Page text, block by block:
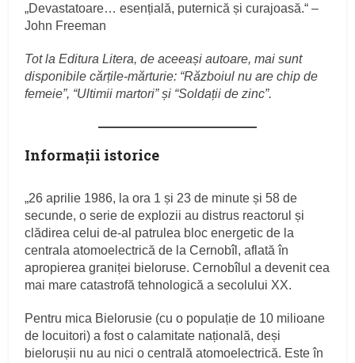
„Devastatoare… esențială, puternică și curajoasă.“ –
John Freeman
Tot la Editura Litera, de aceeași autoare, mai sunt
disponibile cărțile-mărturie: “Războiul nu are chip de
femeie”, “Ultimii martori” și “Soldații de zinc”.
Informaţii istorice
„26 aprilie 1986, la ora 1 și 23 de minute și 58 de
secunde, o serie de explozii au distrus reactorul și
clădirea celui de‑al patrulea bloc energetic de la
centrala atomoelectrică de la Cernobîl, aflată în
apropierea graniței bieloruse. Cernobîlul a devenit cea
mai mare catastrofă tehnologică a secolului XX.
Pentru mica Bielorusie (cu o populație de 10 milioane
de locuitori) a fost o calamitate națională, deși
bielorușii nu au nici o centrală atomoelectrică. Este în